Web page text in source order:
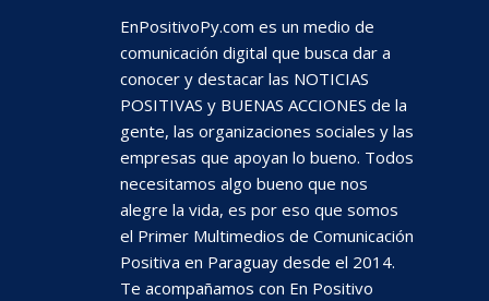
EnPositivoPy.com es un medio de
comunicación digital que busca dar a
conocer y destacar las NOTICIAS
POSITIVAS y BUENAS ACCIONES de la
gente, las organizaciones sociales y las
empresas que apoyan lo bueno. Todos
necesitamos algo bueno que nos
alegre la vida, es por eso que somos
el Primer Multimedios de Comunicación
Positiva en Paraguay desde el 2014.
Te acompañamos con En Positivo